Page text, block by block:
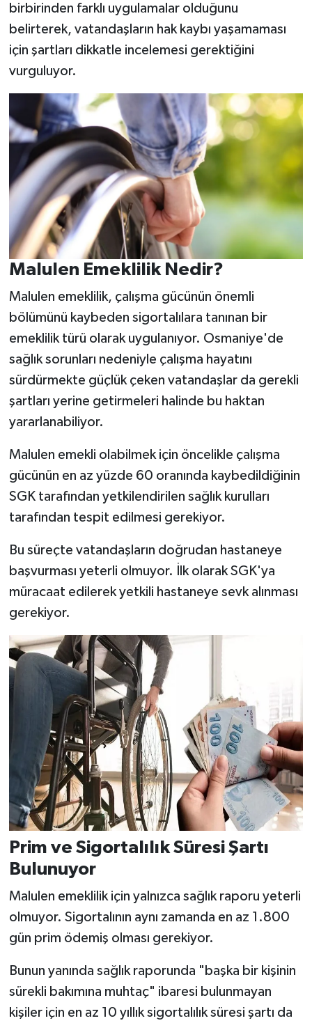
birbirinden farklı uygulamalar olduğunu
belirterek, vatandaşların hak kaybı yaşamaması
için şartları dikkatle incelemesi gerektiğini
vurguluyor.
Malulen Emeklilik Nedir?
Malulen emeklilik, çalışma gücünün önemli
bölümünü kaybeden sigortalılara tanınan bir
emeklilik türü olarak uygulanıyor. Osmaniye'de
sağlık sorunları nedeniyle çalışma hayatını
sürdürmekte güçlük çeken vatandaşlar da gerekli
şartları yerine getirmeleri halinde bu haktan
yararlanabiliyor.
Malulen emekli olabilmek için öncelikle çalışma
gücünün en az yüzde 60 oranında kaybedildiğinin
SGK tarafından yetkilendirilen sağlık kurulları
tarafından tespit edilmesi gerekiyor.
Bu süreçte vatandaşların doğrudan hastaneye
başvurması yeterli olmuyor. İlk olarak SGK'ya
müracaat edilerek yetkili hastaneye sevk alınması
gerekiyor.
Prim ve Sigortalılık Süresi Şartı
Bulunuyor
Malulen emeklilik için yalnızca sağlık raporu yeterli
olmuyor. Sigortalının aynı zamanda en az 1.800
gün prim ödemiş olması gerekiyor.
Bunun yanında sağlık raporunda "başka bir kişinin
sürekli bakımına muhtaç" ibaresi bulunmayan
kişiler için en az 10 yıllık sigortalılık süresi şartı da